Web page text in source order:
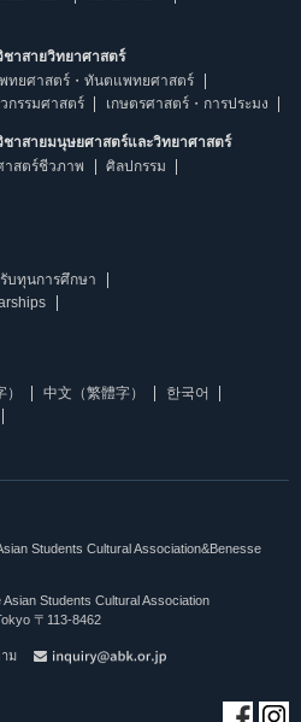
าสายวิทยาศาสตร์
ทยศาสตร์・ทันตแพทยศาสตร์
กรรมศาสตร์ เกษตรศาสตร์・การประมง
าสายมนุษยศาสตร์และวิทยาศาสตร์
าสตร์ชีวภาพ
ศิลปกรรม
บทุนการศึกษา
中文（繁體字）
한국어
Students Cultural Association&Benesse
Students Cultural Association
〒113-8462
ม